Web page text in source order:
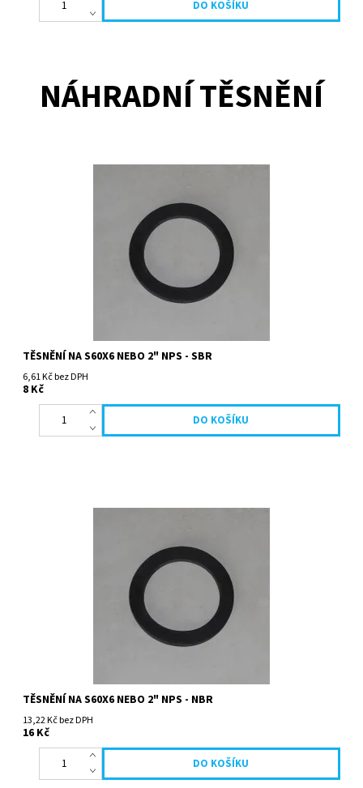
NÁHRADNÍ TĚSNĚNÍ
TĚSNĚNÍ NA S60X6 NEBO 2" NPS - SBR
6,61 Kč bez DPH
8 Kč
TĚSNĚNÍ NA S60X6 NEBO 2" NPS - NBR
13,22 Kč bez DPH
16 Kč